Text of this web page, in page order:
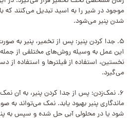
موجود در شیر را به اسید تبدیل می‌کنند که
شدن پنیر می‌شود.
۵. جدا کردن پنیر: پس از تخمیر، پنیر به
این عمل به وسیله روش‌های مختلفی از
نخستین، استفاده از فیلترها و استفاده
می‌گیرد.
۶. نمک‌زدن: پس از جدا کردن پنیر، به آن
ماندگاری پنیر بهبود یابد. نمک می‌تواند به
شود یا در محلولی آبی حل شده و سپس به